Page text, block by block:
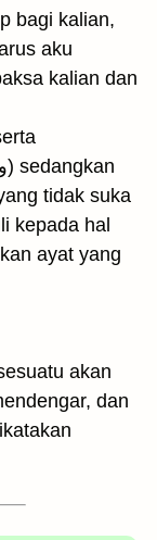
aku
tidak suka
kepada hal
ayat yang
akan
dan